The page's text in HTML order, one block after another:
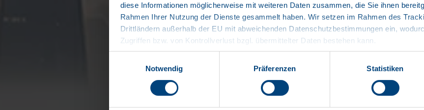
diese Informationen möglicherweise mit weiteren Daten zusammen, die Sie ihnen
Rahmen Ihrer Nutzung der Dienste gesammelt haben. Wir setzen im Rahmen des
Drittländern außerhalb der EU mit abweichenden Datenschutzbestimmungen ein,
Zugriffen bzw. von Kontrollverlust bzgl. übermittelter Daten bestehen kann.
Datenschutzerklärung
Impressum
Notwendig
Präferenzen Statistiken